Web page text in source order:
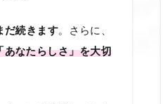
だ続きます。さらに、
あなたらしさ」を大切